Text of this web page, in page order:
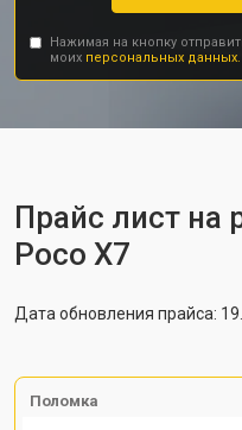
Нажимая на кнопку
моих персональных данных.
Прайс лист на
Poco X7
Дата обновления прайса:
Поломка